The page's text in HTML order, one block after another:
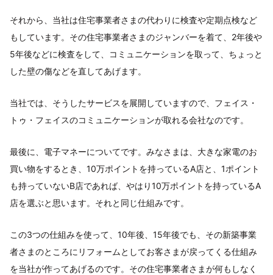
それから、当社は住宅事業者さまの代わりに検査や定期点検など
もしています。その住宅事業者さまのジャンバーを着て、2年後や
5年後などに検査をして、コミュニケーションを取って、ちょっと
した壁の傷などを直してあげます。
当社では、そうしたサービスを展開していますので、フェイス・
トゥ・フェイスのコミュニケーションが取れる会社なのです。
最後に、電子マネーについてです。みなさまは、大きな家電のお
買い物をするとき、10万ポイントを持っているA店と、1ポイント
も持っていないB店であれば、やはり10万ポイントを持っているA
店を選ぶと思います。それと同じ仕組みです。
この3つの仕組みを使って、10年後、15年後でも、その新築事業
者さまのところにリフォームとしてお客さまが戻ってくる仕組み
を当社が作ってあげるのです。その住宅事業者さまが何もしなく